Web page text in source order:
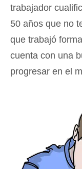
trabajador
50 años que no
que trabajó
cuenta con una
progresar en el